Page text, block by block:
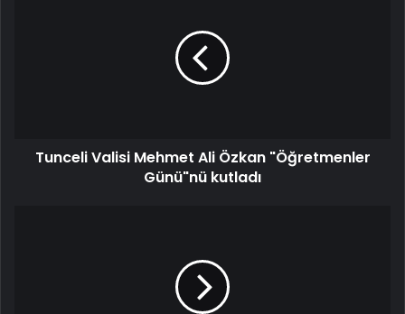
Tunceli Valisi Mehmet Ali Özkan "Öğretmenler
Günü"nü kutladı